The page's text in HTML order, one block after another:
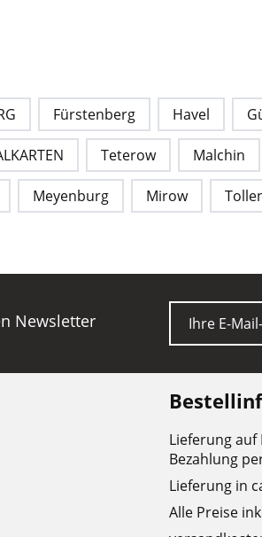
Fürstenberg Havel
Teterow Malchin
Meyenburg Mirow
Newsletter E-Mail
Lieferung
Bezahlung
Lieferung in
Alle Preise